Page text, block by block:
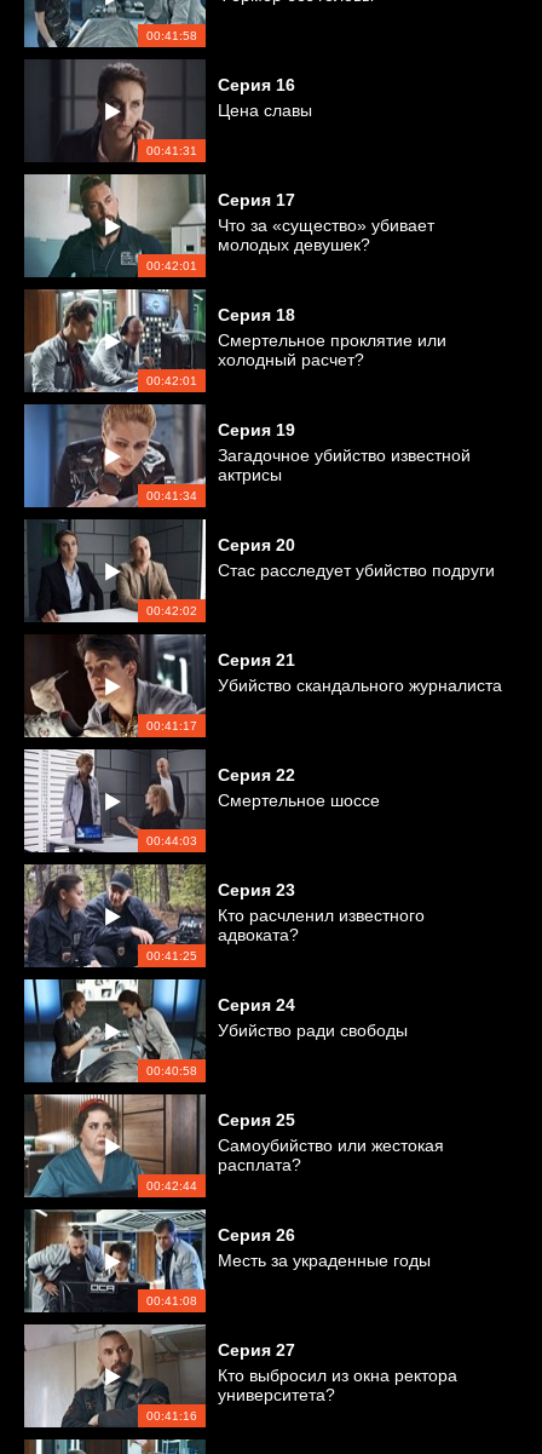
00:41:58
00:41:31
Серия 16
Цена славы
00:42:01
Серия 17
Что за «существо» убивает
молодых девушек?
00:42:01
Серия 18
Смертельное проклятие или
холодный расчет?
00:41:34
Серия 19
Загадочное убийство известной
актрисы
00:42:02
Серия 20
Стас расследует убийство подруги
00:41:17
Серия 21
Убийство скандального журналиста
00:44:03
Серия 22
Смертельное шоссе
00:41:25
Серия 23
Кто расчленил известного
адвоката?
00:40:58
Серия 24
Убийство ради свободы
00:42:44
Серия 25
Самоубийство или жестокая
расплата?
00:41:08
Серия 26
Месть за украденные годы
00:41:16
Серия 27
Кто выбросил из окна ректора
университета?